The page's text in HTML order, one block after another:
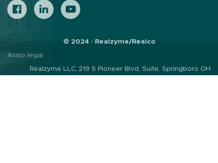
© 2024 · Realzyme/Realco
Aviso legal
Realzyme LLC, 219 S Pioneer Blvd, Suite, Springboro OH